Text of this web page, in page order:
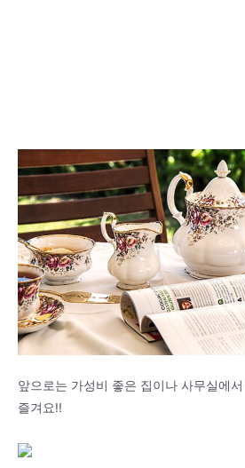
앞으로는 가성비 좋은 집이나 사무실에
즐겨요!!